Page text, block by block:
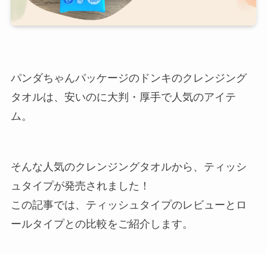
パンダちゃんパッケージのドンキのクレンジング
タオルは、安いのに大判・厚手で人気のアイテ
ム。
そんな人気のクレンジングタオルから、ティッシ
ュタイプが発売されました！
この記事では、ティッシュタイプのレビューとロ
ールタイプとの比較をご紹介します。